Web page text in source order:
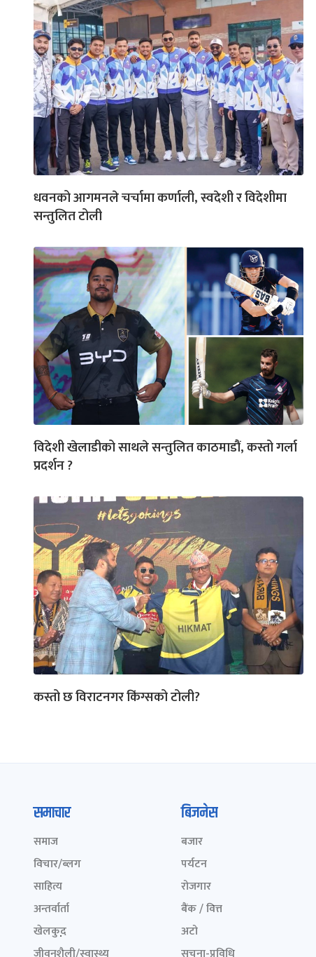
धवनको आगमनले चर्चामा कर्णाली, स्वदेशी र विदेशीमा
सन्तुलित टोली
विदेशी खेलाडीको साथले सन्तुलित काठमाडौं, कस्तो गर्ला
प्रदर्शन ?
कस्तो छ विराटनगर किंग्सको टोली?
समाचार
समाज
विचार/ब्लग
साहित्य
अन्तर्वार्ता
खेलकुद़़
बिजनेस
बजार
पर्यटन
रोजगार
बैंक / वित्त
अटो